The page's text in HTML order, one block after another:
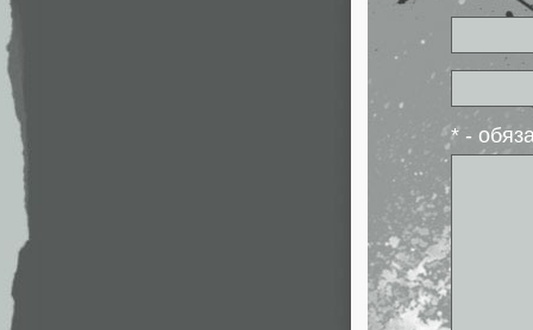
* -